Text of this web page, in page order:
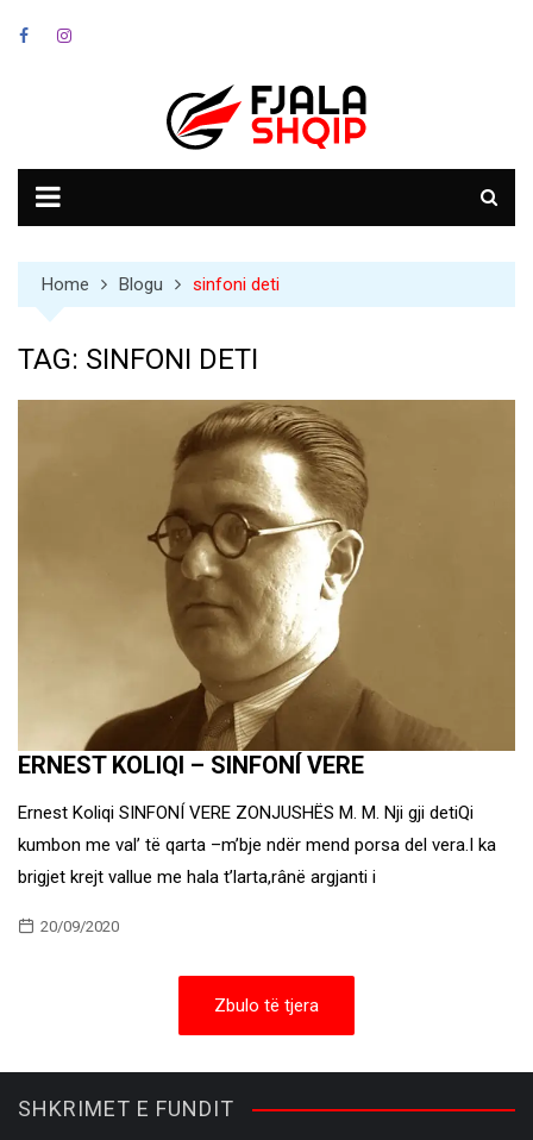
Home Blogu sinfoni deti
TAG: SINFONI DETI
ERNEST KOLIQI – SINFONÍ VERE
Ernest Koliqi SINFONÍ VERE ZONJUSHËS M. M. Nji gji detiQi
kumbon me val’ të qarta –m’bje ndër mend porsa del vera.I ka
brigjet krejt vallue me hala t’larta,rânë argjanti i
20/09/2020
Zbulo të tjera
SHKRIMET E FUNDIT